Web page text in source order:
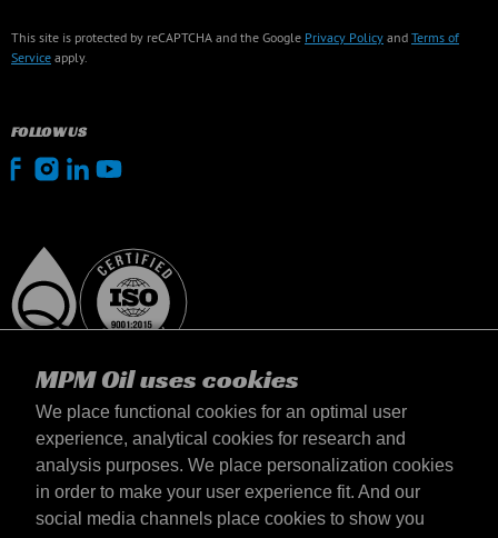
MPM Oil uses cookies
We place functional cookies for an optimal user
experience, analytical cookies for research and
analysis purposes. We place personalization cookies
in order to make your user experience fit. And our
social media channels place cookies to show you
This site is protected by reCAPTCHA and the Google Privacy Policy and Terms of
Service apply.
FOLLOW US
Magyarország
Elérhetőség
Általános szerződési feltételek